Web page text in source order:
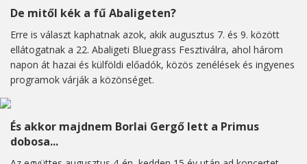
De mitől kék a fű Abaligeten?
Erre is választ kaphatnak azok, akik augusztus 7. és 9. között
ellátogatnak a 22. Abaligeti Bluegrass Fesztiválra, ahol három
napon át hazai és külföldi előadók, közös zenélések és ingyenes
programok várják a közönséget.
És akkor majdnem Borlai Gergő lett a Primus
dobosa...